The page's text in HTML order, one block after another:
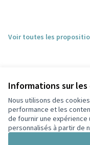
Informations sur
Nous utilisons des
performance et les
de fournir une
personnalisés à partir de
Voir toutes les
Conditions d'utilisation